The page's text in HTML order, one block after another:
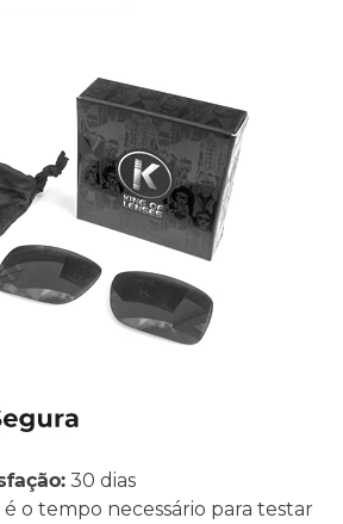
30 dias
o tempo necessário para testar